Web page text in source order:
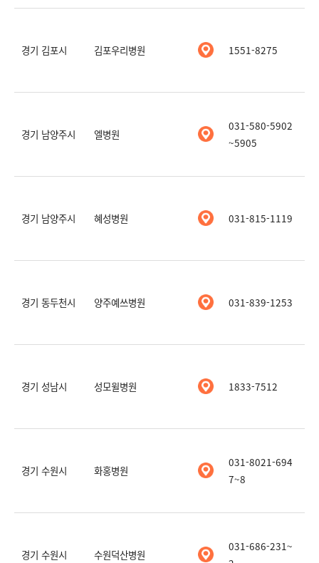
경기 김포시 김포우리병원 1551-8275
경기 남양주시 엘병원
031-580-5902
~5905
경기 남양주시 혜성병원 031-815-1119
경기 동두천시 양주예쓰병원 031-839-1253
경기 성남시 성모윌병원 1833-7512
경기 수원시 화홍병원
031-8021-694
7~8
경기 수원시 수원덕산병원
031-686-231~